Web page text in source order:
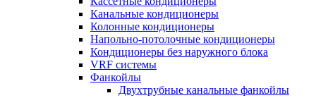
Канальные кондиционеры
Колонные кондиционеры
Напольно-потолочные кондиционеры
Кондиционеры без наружного блока
VRF системы
Фанкойлы
Двухтрубные канальные фанкойлы